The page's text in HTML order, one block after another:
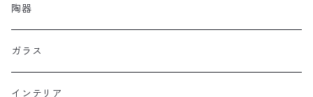
陶器
ガラス
インテリア